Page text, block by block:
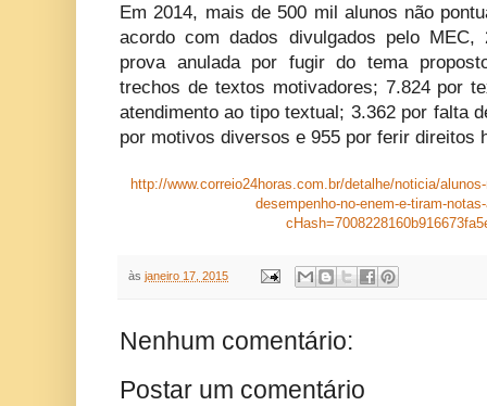
Em 2014, mais de 500 mil alunos não
acordo com dados divulgados pelo MEC,
prova anulada por fugir do tema
trechos de textos motivadores; 7.824 por
atendimento ao tipo textual; 3.362 por falta
por motivos diversos e 955 por ferir
http://www.correio24horas.com.br/detalhe/noticia/
desempenho-no-enem-e-tiram-
às janeiro 17, 2015
Nenhum comentário:
Postar um comentário